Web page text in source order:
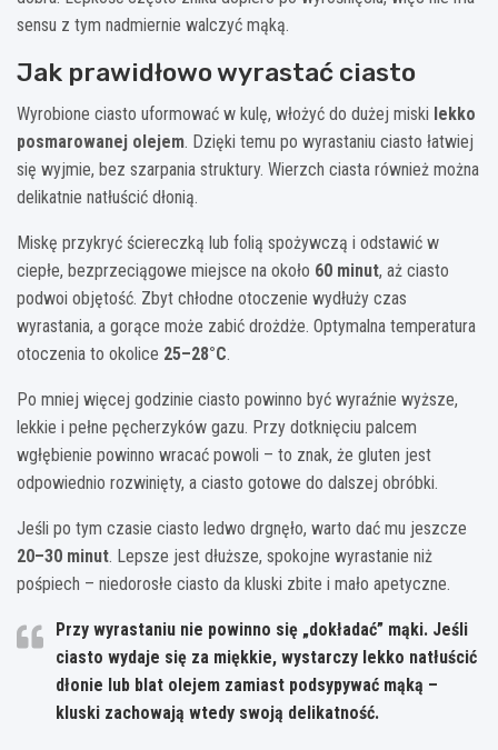
sensu z tym nadmiernie walczyć mąką.
Jak prawidłowo wyrastać ciasto
Wyrobione ciasto uformować w kulę, włożyć do dużej miski lekko
posmarowanej olejem. Dzięki temu po wyrastaniu ciasto łatwiej
się wyjmie, bez szarpania struktury. Wierzch ciasta również można
delikatnie natłuścić dłonią.
Miskę przykryć ściereczką lub folią spożywczą i odstawić w
ciepłe, bezprzeciągowe miejsce na około 60 minut, aż ciasto
podwoi objętość. Zbyt chłodne otoczenie wydłuży czas
wyrastania, a gorące może zabić drożdże. Optymalna temperatura
otoczenia to okolice 25–28°C.
Po mniej więcej godzinie ciasto powinno być wyraźnie wyższe,
lekkie i pełne pęcherzyków gazu. Przy dotknięciu palcem
wgłębienie powinno wracać powoli – to znak, że gluten jest
odpowiednio rozwinięty, a ciasto gotowe do dalszej obróbki.
Jeśli po tym czasie ciasto ledwo drgnęło, warto dać mu jeszcze
20–30 minut. Lepsze jest dłuższe, spokojne wyrastanie niż
pośpiech – niedorosłe ciasto da kluski zbite i mało apetyczne.
Przy wyrastaniu nie powinno się „dokładać” mąki. Jeśli
ciasto wydaje się za miękkie, wystarczy lekko natłuścić
dłonie lub blat olejem zamiast podsypywać mąką –
kluski zachowają wtedy swoją delikatność.